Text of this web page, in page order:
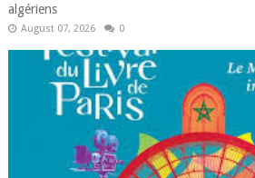
algériens
August 07, 2026 0